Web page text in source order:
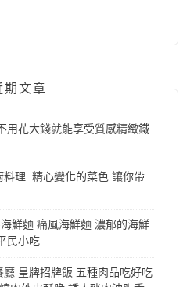
期文章
用花大錢就能享受質感精緻鐵
料理 精心變化的菜色 讓你帶
鮮麵 痛風海鮮麵 濃郁的海鮮
民小吃
皇牌招牌飯 五種肉品吃好吃